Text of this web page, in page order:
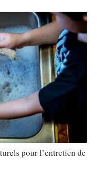
pour l’entretien de